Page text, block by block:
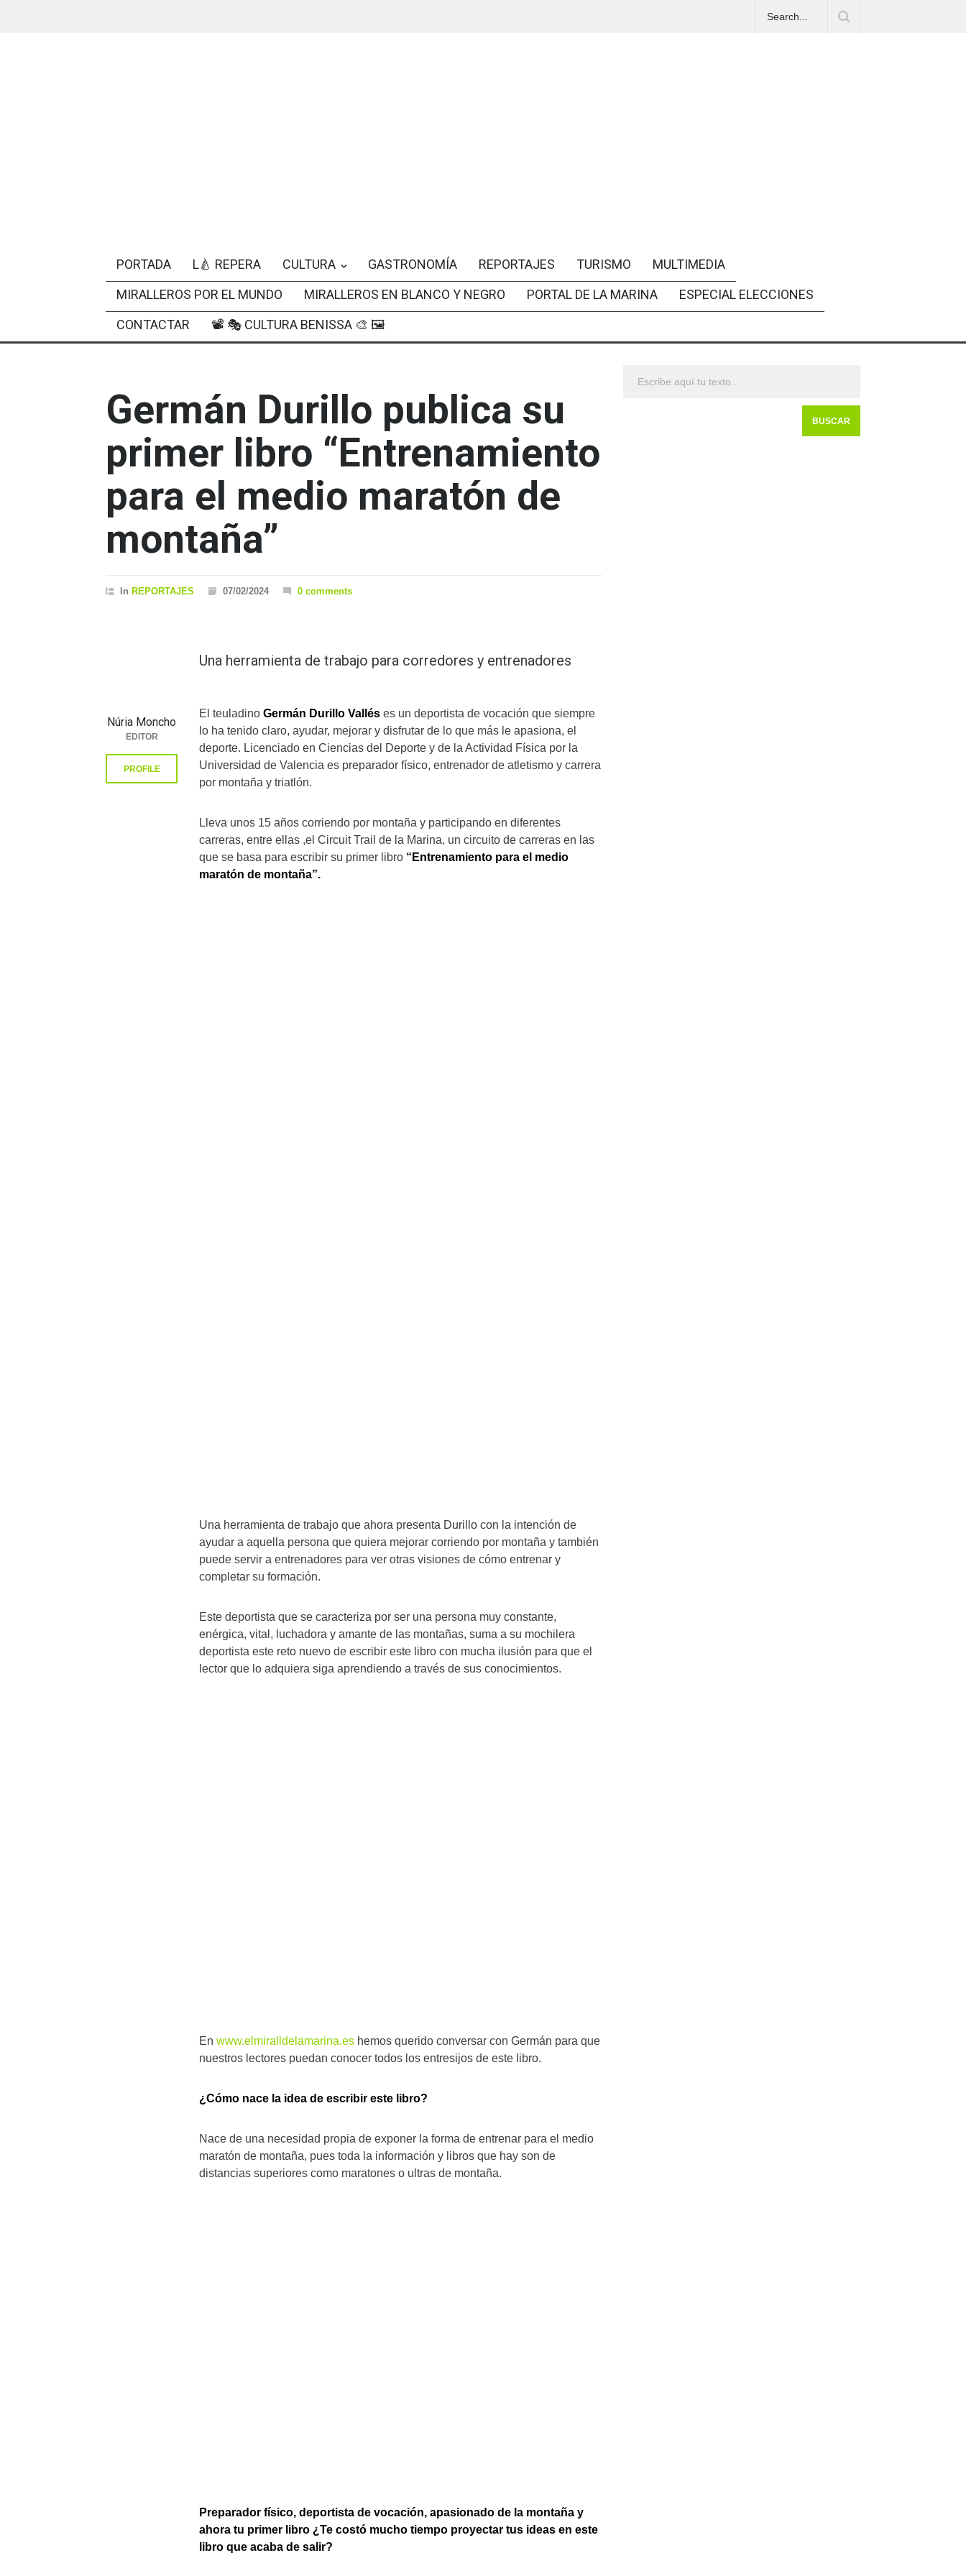
PORTADA L🍐 REPERA CULTURA GASTRONOMÍA REPORTAJES TURISMO
MULTIMEDIA
MIRALLEROS POR EL MUNDO
MIRALLEROS EN BLANCO Y NEGRO PORTAL DE LA MARINA
ESPECIAL ELECCIONES
CONTACTAR
📽 🎭 CULTURA BENISSA 🎨 🖼
Germán Durillo publica su
primer libro “Entrenamiento
para el medio maratón de
montaña”
In REPORTAJES 07/02/2024 0 comments
Una herramienta de trabajo para corredores y entrenadores
El teuladino Germán Durillo Vallés es un deportista de vocación que siempre
lo ha tenido claro, ayudar, mejorar y disfrutar de lo que más le apasiona, el
deporte. Licenciado en Ciencias del Deporte y de la Actividad Física por la
Universidad de Valencia es preparador físico, entrenador de atletismo y carrera
por montaña y triatlón.
Lleva unos 15 años corriendo por montaña y participando en diferentes
carreras, entre ellas ,el Circuit Trail de la Marina, un circuito de carreras en las
que se basa para escribir su primer libro “Entrenamiento para el medio
maratón de montaña”.
Una herramienta de trabajo que ahora presenta Durillo con la intención de
ayudar a aquella persona que quiera mejorar corriendo por montaña y también
puede servir a entrenadores para ver otras visiones de cómo entrenar y
completar su formación.
Este deportista que se caracteriza por ser una persona muy constante,
enérgica, vital, luchadora y amante de las montañas, suma a su mochilera
deportista este reto nuevo de escribir este libro con mucha ilusión para que el
lector que lo adquiera siga aprendiendo a través de sus conocimientos.
En www.elmiralldelamarina.es hemos querido conversar con Germán para que
nuestros lectores puedan conocer todos los entresijos de este libro.
¿Cómo nace la idea de escribir este libro?
Nace de una necesidad propia de exponer la forma de entrenar para el medio
maratón de montaña, pues toda la información y libros que hay son de
distancias superiores como maratones o ultras de montaña.
Preparador físico, deportista de vocación, apasionado de la montaña y
ahora tu primer libro ¿Te costó mucho tiempo proyectar tus ideas en este
libro que acaba de salir?
Núria Moncho
EDITOR
PROFILE